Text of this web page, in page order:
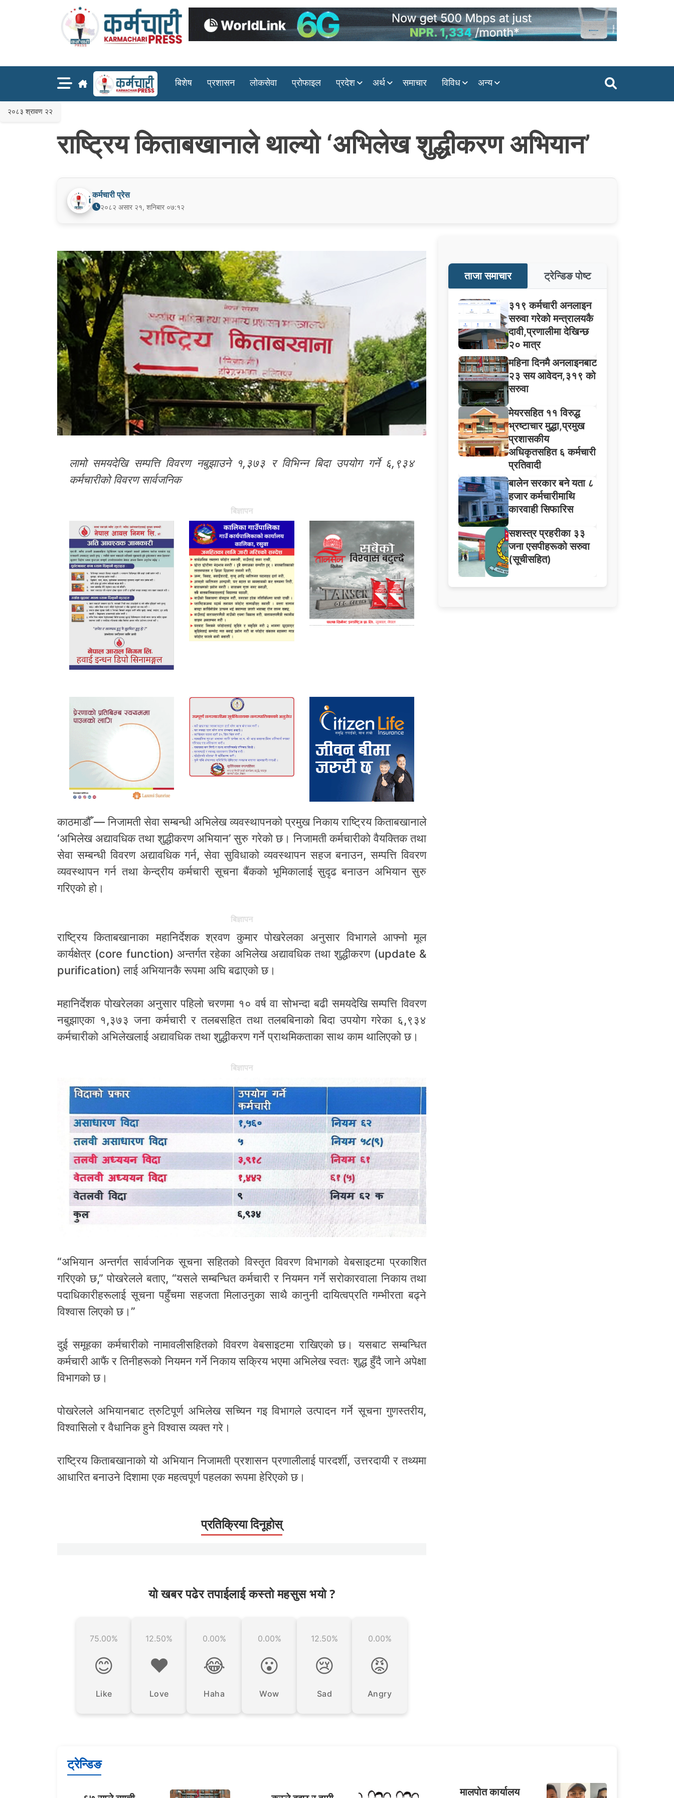
बिशेष प्रशासन लोकसेवा प्रोफाइल प्रदेश अर्थ समाचार विविध अन्य
२०८३ श्रावण २२
राष्ट्रिय किताबखानाले थाल्यो ‘अभिलेख शुद्धीकरण अभियान’
कर्मचारी प्रेस
२०८२ असार २१, शनिबार ०७:१२
लामो समयदेखि सम्पत्ति विवरण नबुझाउने १,३७३ र विभिन्न बिदा उपयोग गर्ने ६,९३४
कर्मचारीको विवरण सार्वजनिक
बिज्ञापन
काठमाडौँ — निजामती सेवा सम्बन्धी अभिलेख व्यवस्थापनको प्रमुख निकाय राष्ट्रिय किताबखानाले
‘अभिलेख अद्यावधिक तथा शुद्धीकरण अभियान’ सुरु गरेको छ। निजामती कर्मचारीको वैयक्तिक तथा
सेवा सम्बन्धी विवरण अद्यावधिक गर्न, सेवा सुविधाको व्यवस्थापन सहज बनाउन, सम्पत्ति विवरण
व्यवस्थापन गर्न तथा केन्द्रीय कर्मचारी सूचना बैंकको भूमिकालाई सुदृढ बनाउन अभियान सुरु
गरिएको हो।
बिज्ञापन
राष्ट्रिय किताबखानाका महानिर्देशक श्रवण कुमार पोखरेलका अनुसार विभागले आफ्नो मूल
कार्यक्षेत्र (core function) अन्तर्गत रहेका अभिलेख अद्यावधिक तथा शुद्धीकरण (update &
purification) लाई अभियानकै रूपमा अघि बढाएको छ।
महानिर्देशक पोखरेलका अनुसार पहिलो चरणमा १० वर्ष वा सोभन्दा बढी समयदेखि सम्पत्ति विवरण
नबुझाएका १,३७३ जना कर्मचारी र तलबसहित तथा तलबबिनाको बिदा उपयोग गरेका ६,९३४
कर्मचारीको अभिलेखलाई अद्यावधिक तथा शुद्धीकरण गर्ने प्राथमिकताका साथ काम थालिएको छ।
बिज्ञापन
“अभियान अन्तर्गत सार्वजनिक सूचना सहितको विस्तृत विवरण विभागको वेबसाइटमा प्रकाशित
गरिएको छ,” पोखरेलले बताए, “यसले सम्बन्धित कर्मचारी र नियमन गर्ने सरोकारवाला निकाय तथा
पदाधिकारीहरूलाई सूचना पहुँचमा सहजता मिलाउनुका साथै कानुनी दायित्वप्रति गम्भीरता बढ्ने
विश्वास लिएको छ।”
दुई समूहका कर्मचारीको नामावलीसहितको विवरण वेबसाइटमा राखिएको छ। यसबाट सम्बन्धित
कर्मचारी आफैं र तिनीहरूको नियमन गर्ने निकाय सक्रिय भएमा अभिलेख स्वतः शुद्ध हुँदै जाने अपेक्षा
विभागको छ।
पोखरेलले अभियानबाट त्रुटिपूर्ण अभिलेख सच्यिन गइ विभागले उत्पादन गर्ने सूचना गुणस्तरीय,
विश्वासिलो र वैधानिक हुने विश्वास व्यक्त गरे।
राष्ट्रिय किताबखानाको यो अभियान निजामती प्रशासन प्रणालीलाई पारदर्शी, उत्तरदायी र तथ्यमा
आधारित बनाउने दिशामा एक महत्वपूर्ण पहलका रूपमा हेरिएको छ।
प्रतिक्रिया दिनूहोस्
यो खबर पढेर तपाईलाई कस्तो महसुस भयो ?
75.00%
😊
Like
12.50%
❤️
Love
0.00%
😂
Haha
0.00%
😮
Wow
12.50%
😢
Sad
0.00%
😡
Angry
ताजा समाचार ट्रेन्डिङ पोष्ट
३१९ कर्मचारी अनलाइन
सरुवा गरेको मन्त्रालयकै
दावी,प्रणालीमा देखिन्छ
२० मात्र
महिना दिनमै अनलाइनबाट
२३ सय आवेदन,३१९ को
सरुवा
मेयरसहित ११ विरुद्ध
भ्रष्टाचार मुद्धा,प्रमुख
प्रशासकीय
अधिकृतसहित ६ कर्मचारी
प्रतिवादी
बालेन सरकार बने यता ८
हजार कर्मचारीमाथि
कारवाही सिफारिस
सशस्त्र प्रहरीका ३३
जना एसपीहरूको सरुवा
(सूचीसहित)
ट्रेन्डिङ
मालपोत कार्यालय